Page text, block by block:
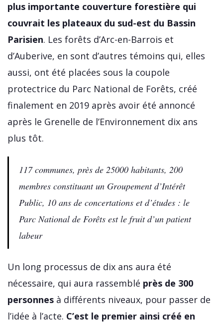
plus importante couverture forestière qui
couvrait les plateaux du sud-est du Bassin
Parisien. Les forêts d’Arc-en-Barrois et
d’Auberive, en sont d’autres témoins qui, elles
aussi, ont été placées sous la coupole
protectrice du Parc National de Forêts, créé
finalement en 2019 après avoir été annoncé
après le Grenelle de l’Environnement dix ans
plus tôt.
117 communes, près de 25000 habitants, 200
membres constituant un Groupement d’Intérêt
Public, 10 ans de concertations et d’études : le
Parc National de Forêts est le fruit d’un patient
labeur
Un long processus de dix ans aura été
nécessaire, qui aura rassemblé près de 300
personnes à différents niveaux, pour passer de
l’idée à l’acte. C’est le premier ainsi créé en